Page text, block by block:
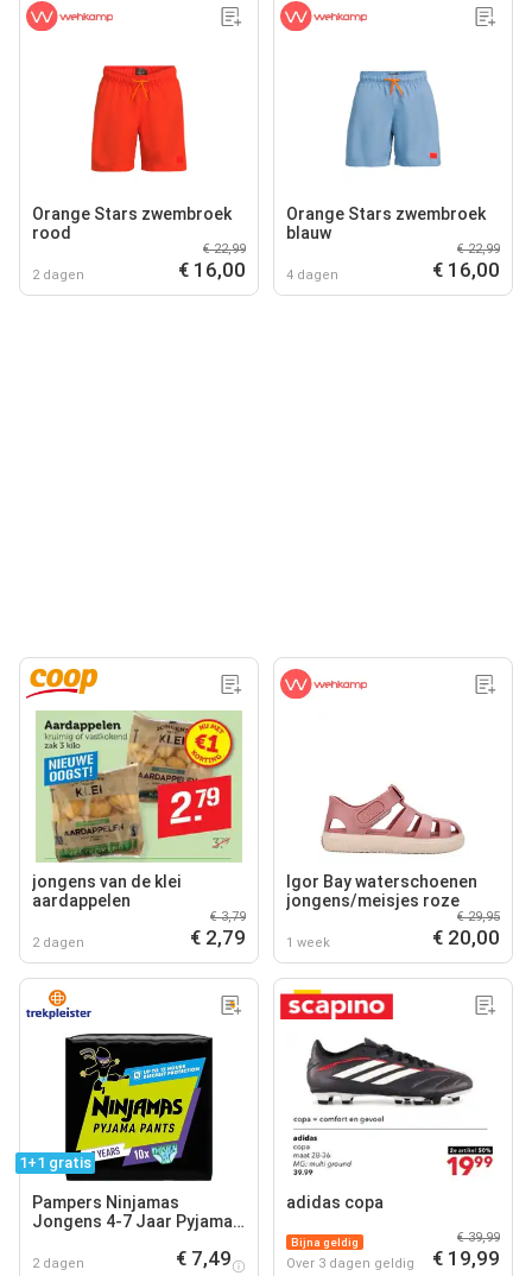
Orange Stars zwembroek
rood
2 dagen
€ 22,99
€ 16,00
Orange Stars zwembroek
blauw
4 dagen
€ 22,99
€ 16,00
jongens van de klei
aardappelen
2 dagen
€ 3,79
€ 2,79
Igor Bay waterschoenen
jongens/meisjes roze
1 week
€ 29,95
€ 20,00
1+1 gratis
Pampers Ninjamas
Jongens 4-7 Jaar Pyjama
2 dagen € 7,49
adidas copa
Bijna geldig
Over 3 dagen geldig
€ 39,99
€ 19,99